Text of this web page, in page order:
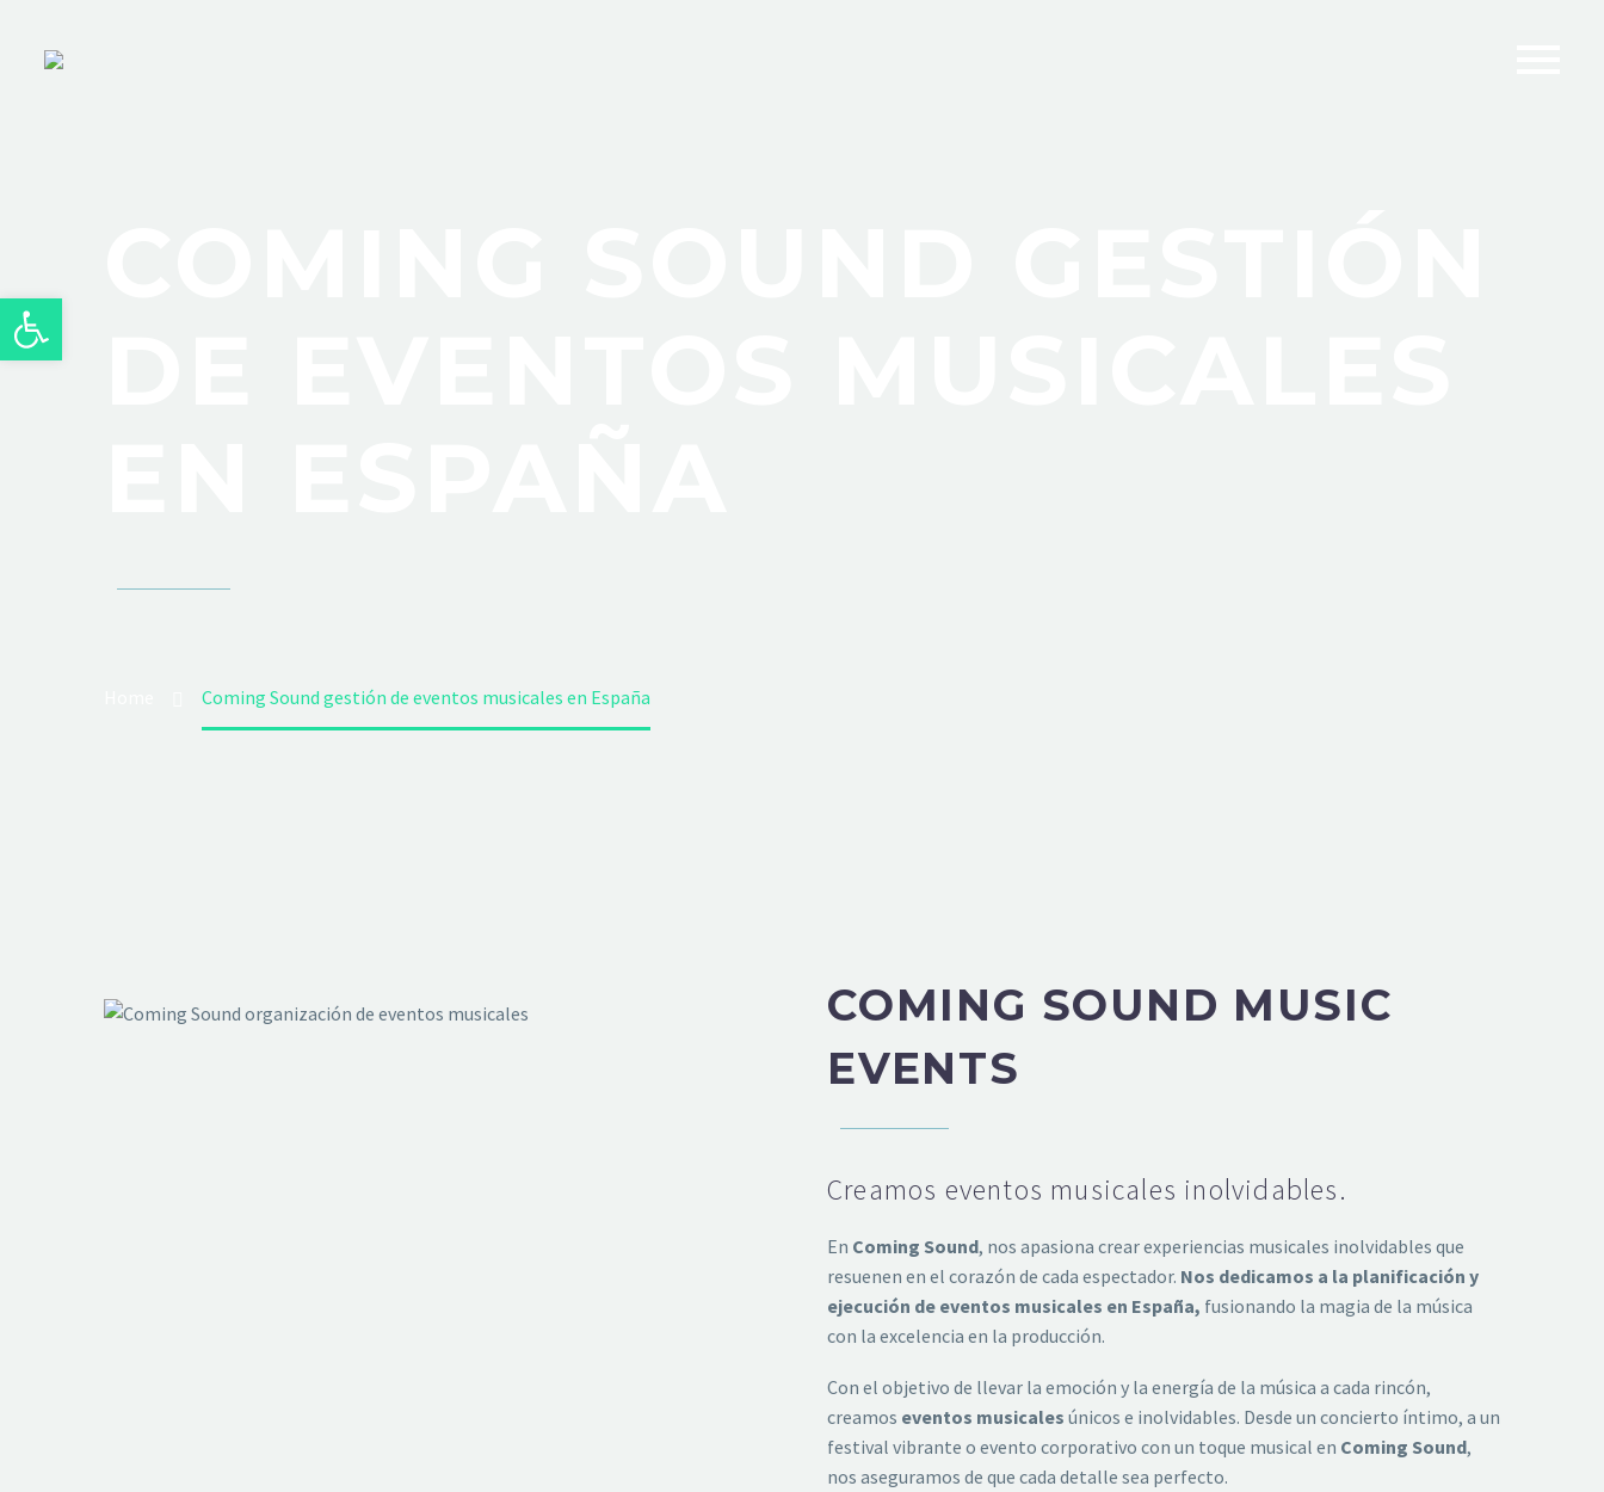
Coming Sound gestión de eventos musicales en España
COMING SOUND MUSIC
EVENTS
Creamos eventos musicales inolvidables.
En Coming Sound, nos apasiona crear experiencias musicales inolvidables que
resuenen en el corazón de cada espectador. Nos dedicamos a la planificación y
ejecución de eventos musicales en España, fusionando la magia de la música
con la excelencia en la producción.
Con el objetivo de llevar la emoción y la energía de la música a cada rincón,
creamos eventos musicales únicos e inolvidables. Desde un concierto íntimo, a un
festival vibrante o evento corporativo con un toque musical en Coming Sound,
nos aseguramos de que cada detalle sea perfecto.
Abrir barra de herramientas